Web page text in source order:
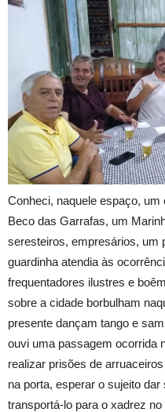
Conheci, naquele espaço,
Beco das Garrafas, um
seresteiros, empresários, um
guardinha atendia às
frequentadores ilustres e
sobre a cidade borbulham
presente dançam tango e
ouvi uma passagem ocorrida
realizar prisões de
na porta, esperar o sujeito
transportá-lo para o xadrez